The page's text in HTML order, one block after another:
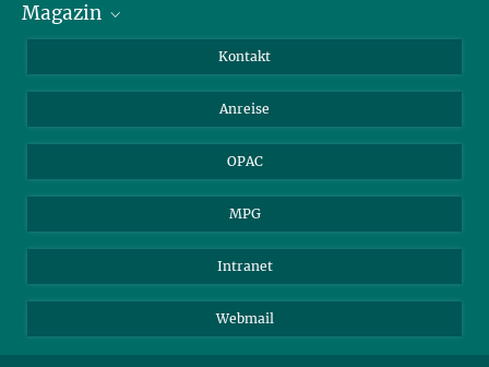
Stipendiat*innen
LinkedIn
Magazin
Kontakt
Anreise
OPAC
MPG
Intranet
Webmail